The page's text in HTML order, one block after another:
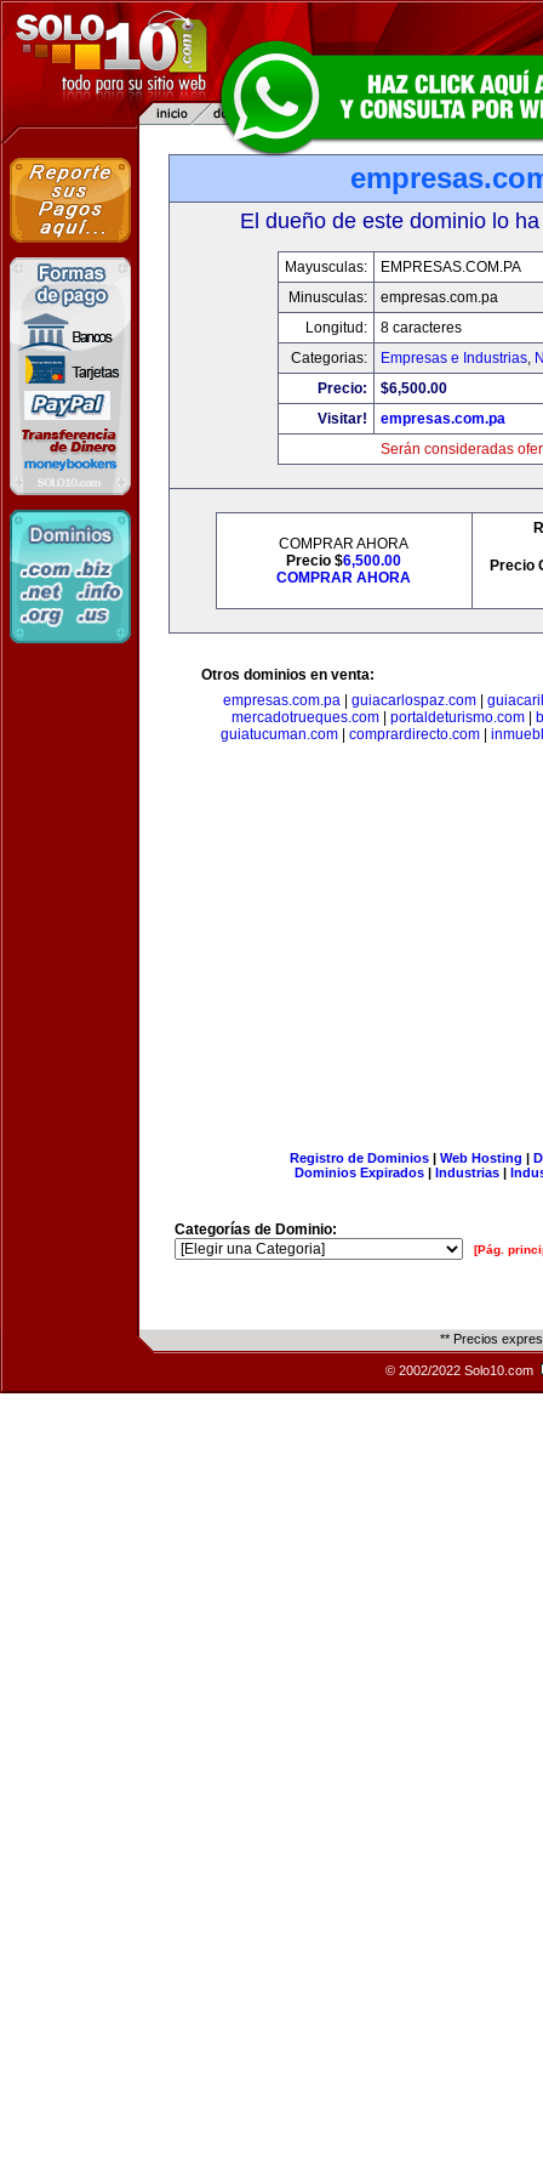
El dueño de este dominio lo
Mayusculas:
EMPRESAS.COM.PA
Minusculas:
empresas.com.pa
Longitud:
8 caracteres
Categorias:
Empresas e Industrias,
Precio:
$6,500.00
Visitar!
empresas.com.pa
Serán consideradas
COMPRAR AHORA
Precio $6,500.00
COMPRAR AHORA
Precio
Otros dominios en venta:
empresas.com.pa| guiacarlospaz.com|
mercadotrueques.com| portaldeturismo.com|
guiatucuman.com
comprardirecto.com
Registro de Dominios| Web Hosting |
Dominios Expirados | Industrias |
Categorías de Dominio:
[Pág.
** Precios
© 2002/2022 Solo10.com